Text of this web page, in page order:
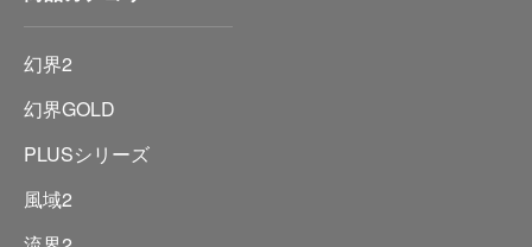
幻界2
幻界GOLD
PLUSシリーズ
風域2